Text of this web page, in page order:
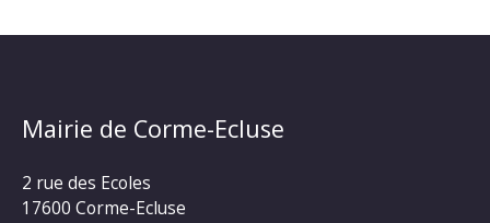
Mairie de Corme-Ecluse
2 rue des Ecoles
17600 Corme-Ecluse